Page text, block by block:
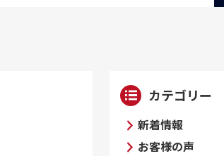
カテゴリー
新着情報
お客様の声